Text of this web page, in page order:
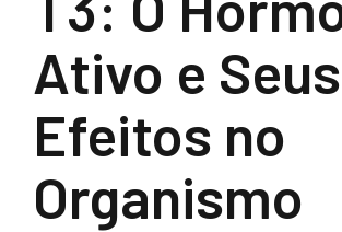
Ativo e Seus
Efeitos no
Organismo